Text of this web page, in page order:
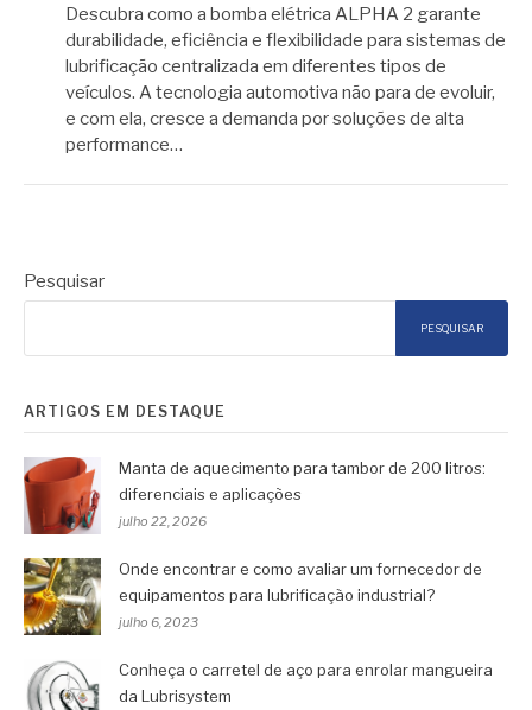
Descubra como a bomba elétrica ALPHA 2 garante
durabilidade, eficiência e flexibilidade para sistemas de
lubrificação centralizada em diferentes tipos de
veículos. A tecnologia automotiva não para de evoluir,
e com ela, cresce a demanda por soluções de alta
performance…
Pesquisar
PESQUISAR
ARTIGOS EM DESTAQUE
Manta de aquecimento para tambor de 200 litros:
diferenciais e aplicações
julho 22, 2026
Onde encontrar e como avaliar um fornecedor de
equipamentos para lubrificação industrial?
julho 6, 2023
Conheça o carretel de aço para enrolar mangueira
da Lubrisystem